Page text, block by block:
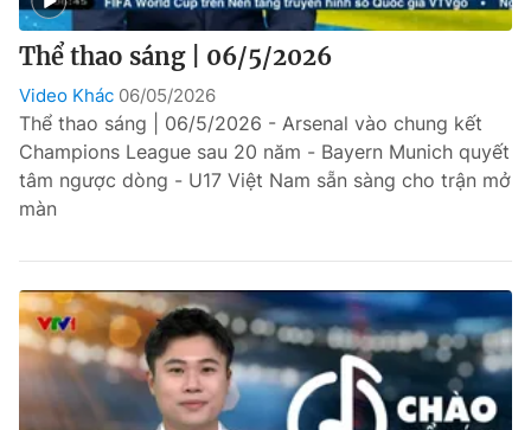
Thể thao sáng | 06/5/2026
Video Khác 06/05/2026
Thể thao sáng | 06/5/2026 - Arsenal vào chung kết
Champions League sau 20 năm - Bayern Munich quyết
tâm ngược dòng - U17 Việt Nam sẵn sàng cho trận mở
màn